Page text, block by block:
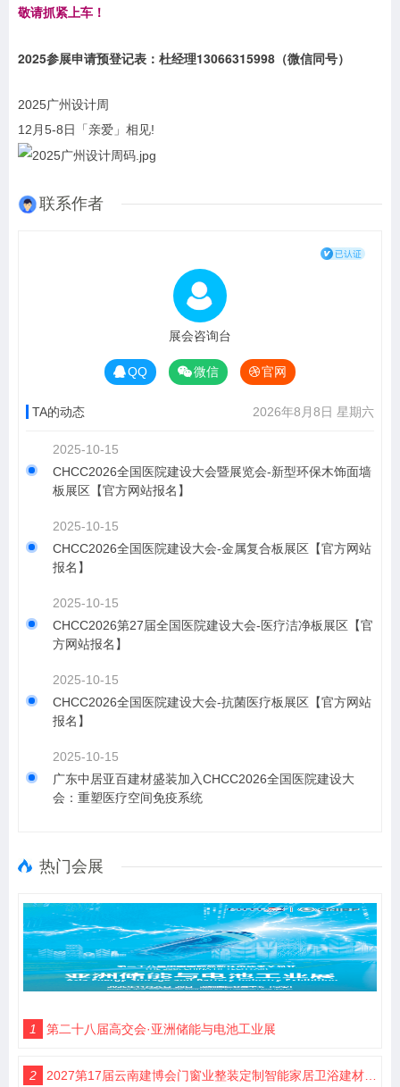
敬请抓紧上车！
2025参展申请预登记表 ：杜经理13066315998（微信同号）
2025广州设计周
12月5-8日「亲爱」相见!
联系作者
展会咨询台
QQ 微信 官网
TA的动态 2026年8月8日 星期六
2025-10-15
CHCC2026全国医院建设大会暨展览会-新型环保木饰面墙
板展区【官方网站报名】
2025-10-15
CHCC2026全国医院建设大会-金属复合板展区【官方网站
报名】
2025-10-15
CHCC2026第27届全国医院建设大会-医疗洁净板展区【官
方网站报名】
2025-10-15
CHCC2026全国医院建设大会-抗菌医疗板展区【官方网站
报名】
2025-10-15
​广东中居亚百建材盛装加入CHCC2026全国医院建设大
会：重塑医疗空间免疫系统
热门会展
1 第二十八届高交会·亚洲储能与电池工业展
2 2027第17届云南建博会门窗业整装定制智能家居卫浴建材展会